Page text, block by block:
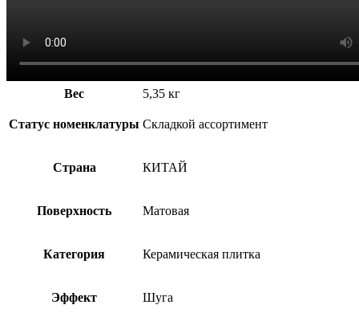
Вес 5,35 кг
Статус номенклатуры Складкой ассортимент
Страна КИТАЙ
Поверхность Матовая
Категория Керамическая плитка
Эффект Шуга